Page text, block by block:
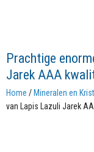
Prachtige
Jarek AAA
Home / Mineralen en
van Lapis Lazuli Jarek